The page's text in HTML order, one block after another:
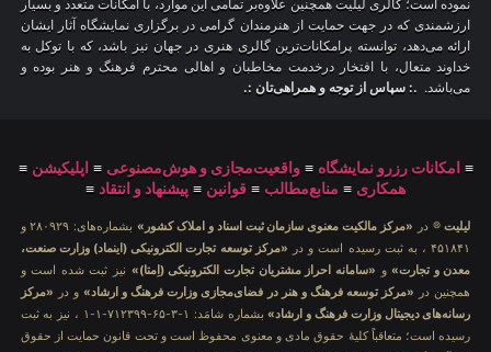
نموده است؛ گالری لیلیت همچنین علاوه‌بر تمامی این موارد، با امکانات متعدد و بسیار
ارزشمندی که در جهت حمایت از هنرمندان گرامی در برگزاری نمایشگاه آثار ایشان
ارائه می‌دهد، توانسته پرامکانات‌ترین گالری هنری در جهان نیز باشد، که با توکل به
خداوند متعال، با افتخار درخدمت مخاطبان و اهالی محترم فرهنگ و هنر بوده و
می‌باشد. .: سپاس از توجه و همراهی‌تان :.
≡ امکانات رزرو نمایشگاه ≡واقعیت‌مجازی و هوش‌مصنوعی ≡ اپلیکیشن ≡
همکاری ≡ منابع‌مطالب ≡ قوانین ≡ پیشنهاد و انتقاد ≡
لیلیت® در «مرکز مالکیت معنوی سازمان ثبت اسناد و املاک کشور»
بشماره‌های: ۲۸۰۹۲۹ و
۴۵۱۸۴۱ ، به ثبت رسیده است و در
«مرکز توسعه تجارت الکترونیکی (اینماد) وزارت صنعت،
معدن و تجارت»و «سامانه احراز مشتریان تجارت الکترونیکی (اِمتا)» نیز ثبت شده است و
همچنین در «مرکز توسعه فرهنگ و هنر در فضای‌مجازی وزارت فرهنگ و ارشاد» و در «مرکز
رسانه‌های دیجیتال وزارت فرهنگ و ارشاد»
بشماره شامَد: ۱-۳-۶۵-۷۱۲۳۹۹-۱-۱ ، نیز به ثبت
رسیده است؛ متعاقباً کلیهٔ حقوق مادی و معنوی محفوظ است و تحت قانون حمایت از حقوق